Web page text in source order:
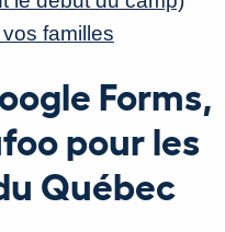
familles
Forms,
pour les
Québec